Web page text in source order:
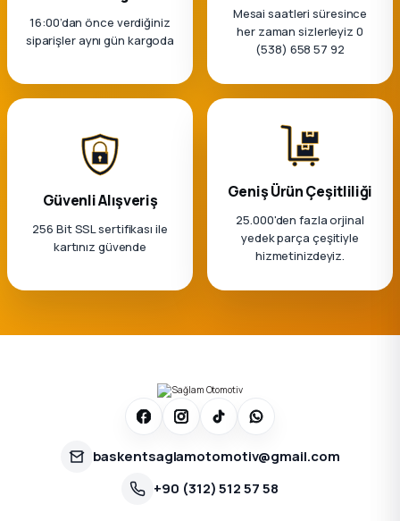
16:00’dan önce verdiğiniz
siparişler aynı gün kargoda
Mesai saatleri süresince
her zaman sizlerleyiz 0
(538) 658 57 92
Güvenli Alışveriş
256 Bit SSL sertifikası ile
kartınız güvende
Geniş Ürün Çeşitliliği
25.000'den fazla orjinal
yedek parça çeşitiyle
hizmetinizdeyiz.
baskentsaglamotomotiv@gmail.com
+90 (312) 512 57 58